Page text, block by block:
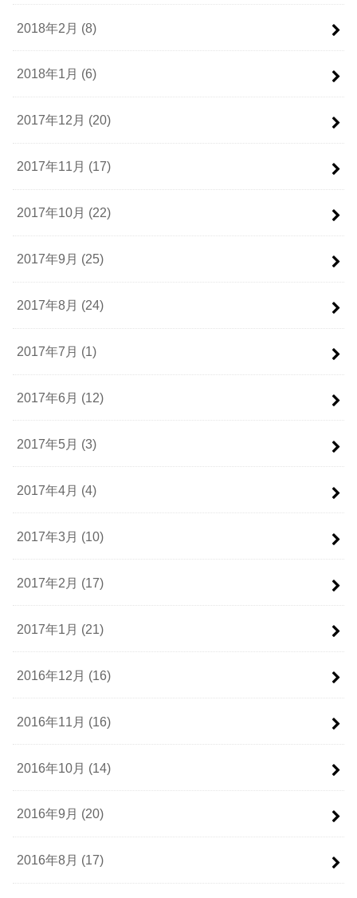
2018年2月 (8)
2018年1月 (6)
2017年12月 (20)
2017年11月 (17)
2017年10月 (22)
2017年9月 (25)
2017年8月 (24)
2017年7月 (1)
2017年6月 (12)
2017年5月 (3)
2017年4月 (4)
2017年3月 (10)
2017年2月 (17)
2017年1月 (21)
2016年12月 (16)
2016年11月 (16)
2016年10月 (14)
2016年9月 (20)
2016年8月 (17)